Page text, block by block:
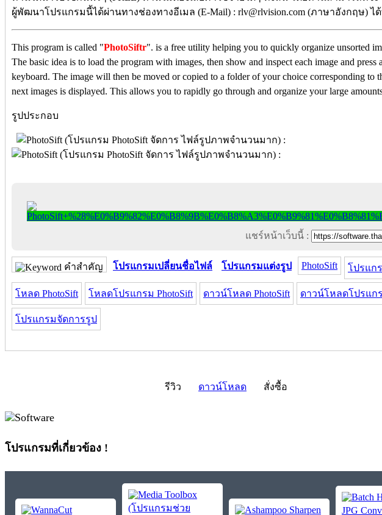
ผู้พัฒนาโปรแกรมนี้ได้ผ่านทางช่องทางอีเมล (E-Mail) : rlv@rlvision.com (ภาษาอังกฤษ) ไ
This program is called "PhotoSiftr". is a free utility helping you to quickly organize unsorted
The basic idea is to load the program with images, then show and inspect each image and press
keyboard. The image will then be moved or copied to a folder of your choice corresponding to
next images is displayed. This allows you to rapidly go through and organize your large
รูปประกอบ
แชร์หน้าเว็บนี้ :
คำสำคัญ โปรแกรมเปลี่ยนชื่อไฟล์ โปรแกรมแต่งรูป PhotoSift โปรแก
โหลด PhotoSift โหลดโปรแกรม PhotoSift ดาวน์โหลด PhotoSift ดาวน์โหลดโปรแกร
โปรแกรมจัดการรูป
รีวิว ดาวน์โหลด สั่งซื้อ
โปรแกรมที่เกี่ยวข้อง !